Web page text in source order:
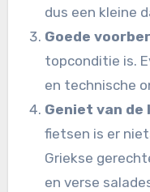
dus een kleine
Goede
topconditie is.
en technische
Geniet van de
fietsen is er
Griekse
en verse